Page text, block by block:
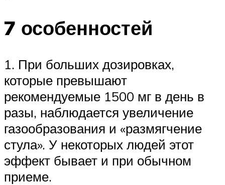
7 особенностей
1. При больших дозировках,
которые превышают
рекомендуемые 1500 мг в день в
разы, наблюдается увеличение
газообразования и «размягчение
стула». У некоторых людей этот
эффект бывает и при обычном
приеме.